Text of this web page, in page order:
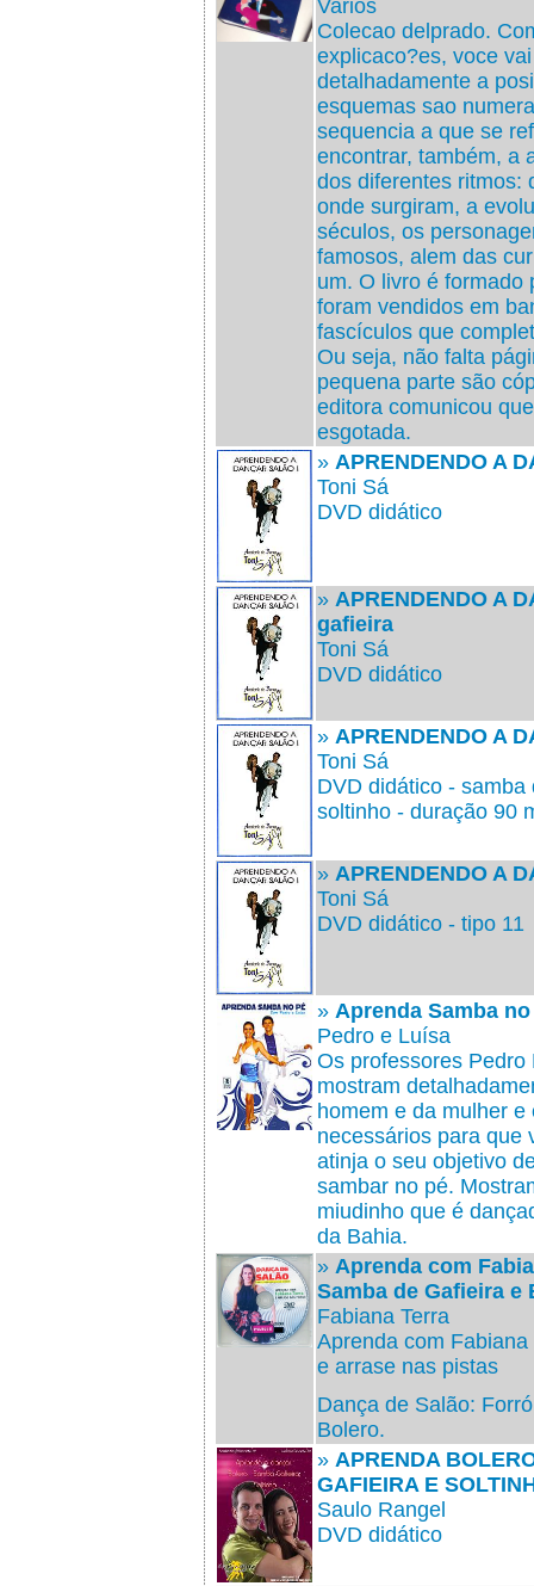
Varios
Colecao delprado.
explicaco?es, voce
detalhadamente a
esquemas sao
sequencia a que se
encontrar, também, a
dos diferentes ritmos:
onde surgiram, a
séculos, os
famosos, alem das
um. O livro é formado
foram vendidos em
fascículos que
Ou seja, não falta
pequena parte são
editora comunicou
esgotada.
» APRENDENDO A
Toni Sá
DVD didático
» APRENDENDO A
gafieira
Toni Sá
DVD didático
» APRENDENDO A
Toni Sá
DVD didático -
soltinho - duração 90
» APRENDENDO A
Toni Sá
DVD didático - tipo 11
» Aprenda Samba no
Pedro e Luísa
Os professores
mostram
homem e da mulher
necessários para que
atinja o seu objetivo
sambar no pé.
miudinho que é
da Bahia.
» Aprenda com
Samba de Gafieira e
Fabiana Terra
Aprenda com Fabiana
e arrase nas pistas
Dança de Salão:
Bolero.
» APRENDA
GAFIEIRA E
Saulo Rangel
DVD didático